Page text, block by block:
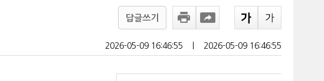
답글쓰기
2026-05-09 16:46:55 2026-05-09 16:46:55